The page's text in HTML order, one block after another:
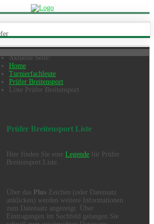
Aktuelle Seite:
Home
Turnierfachleute
Prüfer Breitensport
Liste Prüfer Breitensport
Prüfer Breitensport Liste
Hier finden Sie eineLegende für Prüfer
Breitensport Liste.
Über das Plus Zeichen (oder Datensatz
anklicken) werden weitere Informationen
zum Datensatz angezeigt. Über
Eintragungen im Suchfeld gelangen Sie